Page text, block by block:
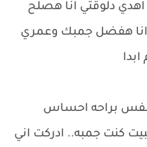
دلوقتي انا هصلح
انا هفضل جمبك وعمري
براحه احساس
كنت جمبه.. ادركت اني